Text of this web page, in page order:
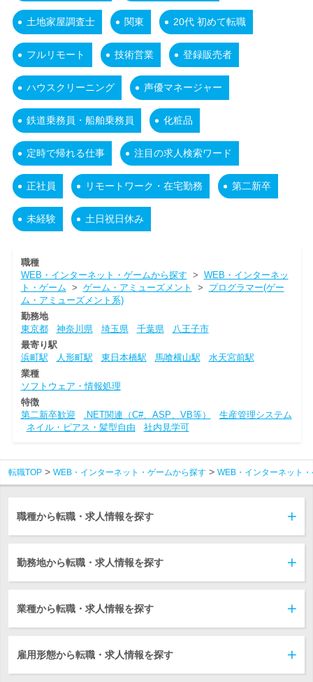
土地家屋調査士 関東 20代 初めて転職
フルリモート 技術営業 登録販売者
ハウスクリーニング 声優マネージャー
鉄道乗務員・船舶乗務員 化粧品
定時で帰れる仕事 注目の求人検索ワード
正社員 リモートワーク・在宅勤務 第二新卒
未経験 土日祝日休み
職種
WEB・インターネット・ゲームから探す > WEB・インターネッ
ト・ゲーム > ゲーム・アミューズメント > プログラマー(ゲー
ム・アミューズメント系)
勤務地
東京都
神奈川県 埼玉県 千葉県
八王子市
最寄り駅
浜町駅
人形町駅 東日本橋駅 馬喰横山駅
水天宮前駅
業種
ソフトウェア・情報処理
特徴
第二新卒歓迎
.NET関連（C#、ASP、VB等）
生産管理システム
ネイル・ピアス・髪型自由
社内見学可
転職TOP WEB・インターネット・ゲームから探す WEB・インターネット
職種から転職・求人情報を探す
勤務地から転職・求人情報を探す
業種から転職・求人情報を探す
雇用形態から転職・求人情報を探す